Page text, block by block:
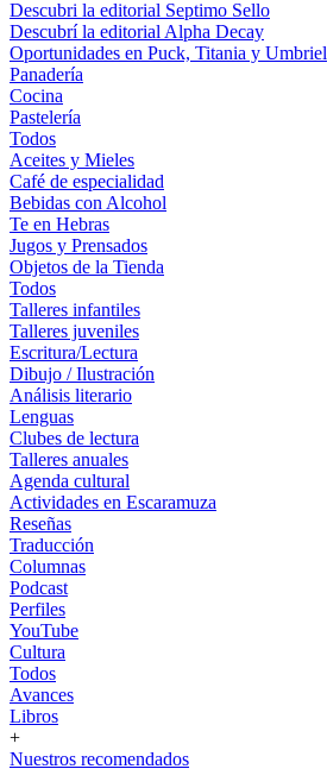
Descubri la editorial Septimo Sello
Descubrí la editorial Alpha Decay
Oportunidades en Puck, Titania y Umbriel
Panadería
Cocina
Pastelería
Todos
Aceites y Mieles
Café de especialidad
Bebidas con Alcohol
Te en Hebras
Jugos y Prensados
Objetos de la Tienda
Todos
Talleres infantiles
Talleres juveniles
Escritura/Lectura
Dibujo / Ilustración
Análisis literario
Lenguas
Clubes de lectura
Talleres anuales
Agenda cultural
Actividades en Escaramuza
Reseñas
Traducción
Columnas
Podcast
Perfiles
YouTube
Cultura
Todos
Avances
Libros
+
Nuestros recomendados